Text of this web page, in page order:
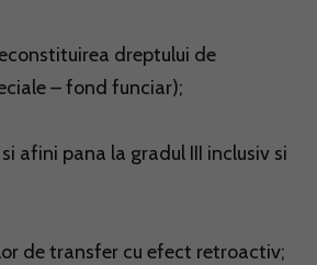
dreptului de
– fond funciar);
afini pana la gradul III inclusiv si
de transfer cu efect retroactiv;